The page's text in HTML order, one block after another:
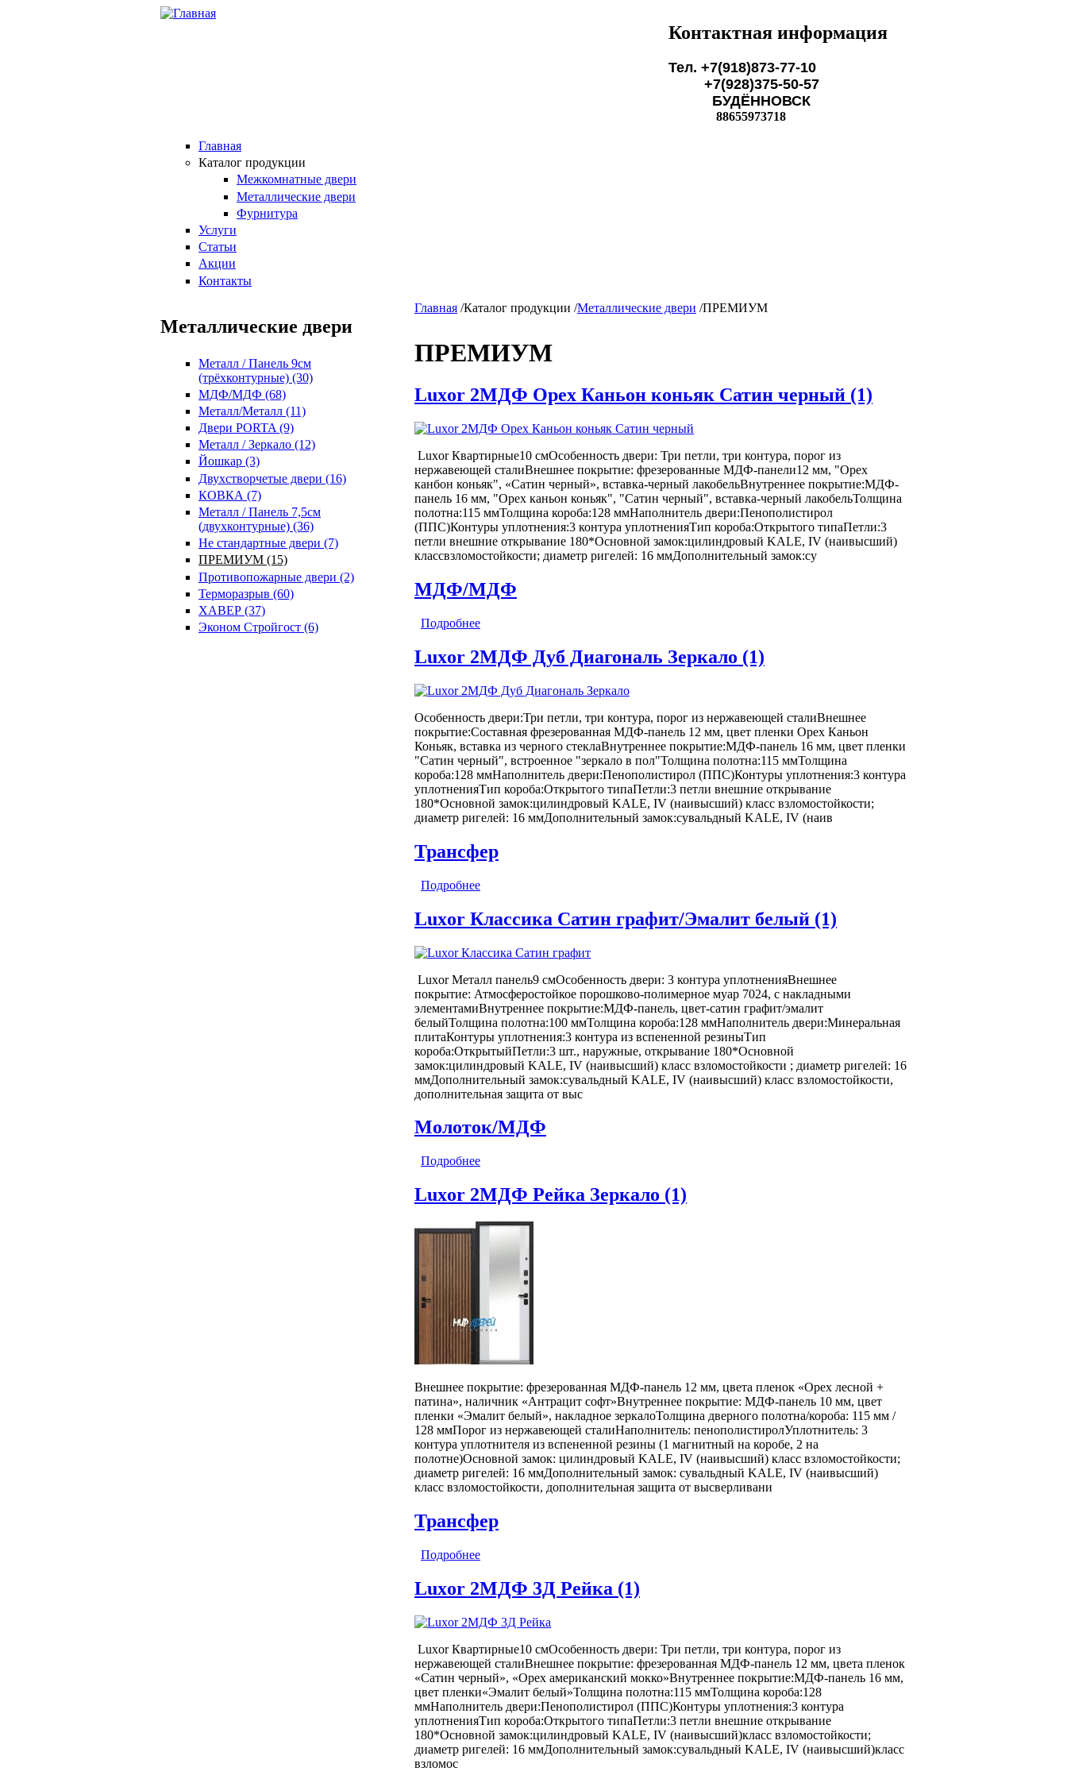
Перейти к основному содержанию
Контактная информация
Тел. +7(918)873-77-10
+7(928)375-50-57
БУДЁННОВСК
88655973718
Главная
Каталог продукции
Межкомнатные двери
Металлические двери
Фурнитура
Услуги
Статьи
Акции
Контакты
Металлические двери
Металл / Панель 9см
(трёхконтурные) (30)
МДФ/МДФ (68)
Металл/Металл (11)
Двери PORTA (9)
Металл / Зеркало (12)
Йошкар (3)
Двухстворчетые двери (16)
КОВКА (7)
Металл / Панель 7,5см
(двухконтурные) (36)
Не стандартные двери (7)
ПРЕМИУМ (15)
Противопожарные двери (2)
Терморазрыв (60)
ХАВЕР (37)
Эконом Стройгост (6)
Главная /Каталог продукции /Металлические двери /ПРЕМИУМ
ПРЕМИУМ
Luxor 2МДФ Орех Каньон коньяк Сатин черный (1)
Luxor Квартирные10 смОсобенность двери: Три петли, три контура, порог из
нержавеющей сталиВнешнее покрытие: фрезерованные МДФ-панели12 мм, "Орех
канбон коньяк", «Сатин черный», вставка-черный лакобельВнутреннее покрытие:МДФ-
панель 16 мм, "Орех каньон коньяк", "Сатин черный", вставка-черный лакобельТолщина
полотна:115 ммТолщина короба:128 ммНаполнитель двери:Пенополистирол
(ППС)Контуры уплотнения:3 контура уплотненияТип короба:Открытого типаПетли:3
петли внешние открывание 180*Основной замок:цилиндровый KALE, IV (наивысший)
классвзломостойкости; диаметр ригелей: 16 ммДополнительный замок:су
МДФ/МДФ
Подробнее
Luxor 2МДФ Дуб Диагональ Зеркало (1)
Особенность двери:Три петли, три контура, порог из нержавеющей сталиВнешнее
покрытие:Составная фрезерованная МДФ-панель 12 мм, цвет пленки Орех Каньон
Коньяк, вставка из черного стеклаВнутреннее покрытие:МДФ-панель 16 мм, цвет пленки
"Сатин черный", встроенное "зеркало в пол"Толщина полотна:115 ммТолщина
короба:128 ммНаполнитель двери:Пенополистирол (ППС)Контуры уплотнения:3 контура
уплотненияТип короба:Открытого типаПетли:3 петли внешние открывание
180*Основной замок:цилиндровый KALE, IV (наивысший) класс взломостойкости;
диаметр ригелей: 16 ммДополнительный замок:сувальдный KALE, IV (наив
Трансфер
Подробнее
Luxor Классика Сатин графит/Эмалит белый (1)
Luxor Металл панель9 смОсобенность двери: 3 контура уплотненияВнешнее
покрытие: Атмосферостойкое порошково-полимерное муар 7024, с накладными
элементамиВнутреннее покрытие:МДФ-панель, цвет-сатин графит/эмалит
белыйТолщина полотна:100 ммТолщина короба:128 ммНаполнитель двери:Минеральная
плитаКонтуры уплотнения:3 контура из вспененной резиныТип
короба:ОткрытыйПетли:3 шт., наружные, открывание 180*Основной
замок:цилиндровый KALE, IV (наивысший) класс взломостойкости ; диаметр ригелей: 16
ммДополнительный замок:сувальдный KALE, IV (наивысший) класс взломостойкости,
дополнительная защита от выс
Молоток/МДФ
Подробнее
Luxor 2МДФ Рейка Зеркало (1)
Внешнее покрытие: фрезерованная МДФ-панель 12 мм, цвета пленок «Орех лесной +
патина», наличник «Антрацит софт»Внутреннее покрытие: МДФ-панель 10 мм, цвет
пленки «Эмалит белый», накладное зеркалоТолщина дверного полотна/короба: 115 мм /
128 ммПорог из нержавеющей сталиНаполнитель: пенополистиролУплотнитель: 3
контура уплотнителя из вспененной резины (1 магнитный на коробе, 2 на
полотне)Основной замок: цилиндровый KALE, IV (наивысший) класс взломостойкости;
диаметр ригелей: 16 ммДополнительный замок: сувальдный KALE, IV (наивысший)
класс взломостойкости, дополнительная защита от высверливани
Трансфер
Подробнее
Luxor 2МДФ 3Д Рейка (1)
Luxor Квартирные10 смОсобенность двери: Три петли, три контура, порог из
нержавеющей сталиВнешнее покрытие: фрезерованная МДФ-панель 12 мм, цвета пленок
«Сатин черный», «Орех американский мокко»Внутреннее покрытие:МДФ-панель 16 мм,
цвет пленки«Эмалит белый»Толщина полотна:115 ммТолщина короба:128
ммНаполнитель двери:Пенополистирол (ППС)Контуры уплотнения:3 контура
уплотненияТип короба:Открытого типаПетли:3 петли внешние открывание
180*Основной замок:цилиндровый KALE, IV (наивысший)класс взломостойкости;
диаметр ригелей: 16 ммДополнительный замок:сувальдный KALE, IV (наивысший)класс
взломос